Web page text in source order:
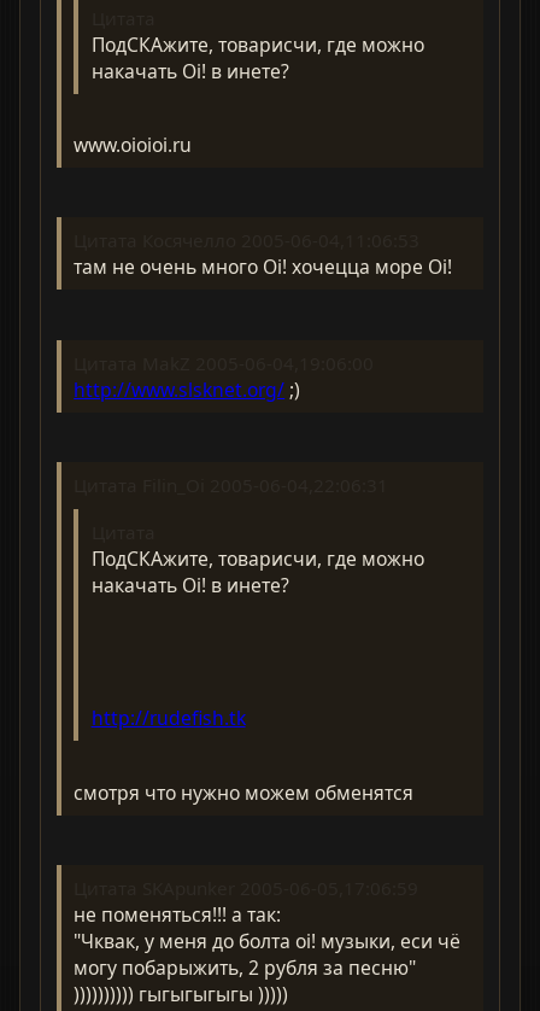
ПодСКАжите, товарисчи, где можно
накачать Oi! в инете?
www.oioioi.ru
там не очень много Oi! хочецца море Oi!
http://www.slsknet.org/ ;)
ПодСКАжите, товарисчи, где можно
накачать Oi! в инете?
http://rudefish.tk
смотря что нужно можем обменятся
не поменяться!!! а так:
"Чквак, у меня до болта oi! музыки, еси чё
могу побарыжить, 2 рубля за песню"
)))))))))) гыгыгыгыгы )))))